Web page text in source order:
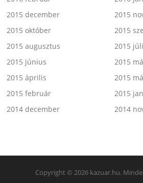
2015 december
2015
2015 október
2015
2015 augusztus
2015
2015 június
2015
2015 április
2015
2015 február
2015
2014 december
2014
Copyright © 2026 kazuar.hu.